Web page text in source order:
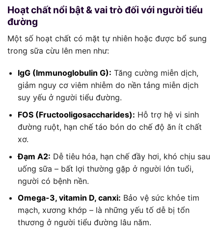
Hoạt chất nổi bật & vai trò đối với người tiểu
đường
Một số hoạt chất có mặt tự nhiên hoặc được bổ sung
trong sữa cừu lên men như:
IgG (Immunoglobulin G): Tăng cường miễn dịch,
giảm nguy cơ viêm nhiễm do nền tảng miễn dịch
suy yếu ở người tiểu đường.
FOS (Fructooligosaccharides): Hỗ trợ hệ vi sinh
đường ruột, hạn chế táo bón do chế độ ăn ít chất
xơ.
Đạm A2: Dễ tiêu hóa, hạn chế đầy hơi, khó chịu sau
uống sữa – bất lợi thường gặp ở người lớn tuổi,
người có bệnh nền.
Omega-3, vitamin D, canxi: Bảo vệ sức khỏe tim
mạch, xương khớp – là những yếu tố dễ bị tổn
thương ở người tiểu đường lâu năm.